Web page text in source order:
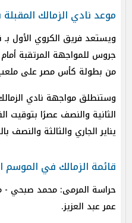
موعد نادي الزمالك
ويستعد فريق الكروي الأول بـ
من بطولة كأس مصر على ملعب
وستنطلق مواجهة نادي
يناير الجاري والثالثة والنصف
قائمة الزمالك في الموسم الجديد
حراسة المرمى: محمد صبحي -
عمر عبد العزيز.